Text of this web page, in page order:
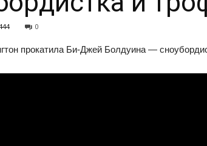
0
прокатила Би-Джей Болдуина —